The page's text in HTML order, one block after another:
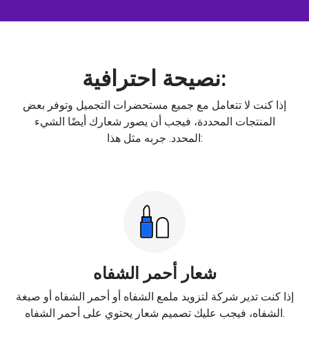
نصيحة احترافية:
إذا كنت لا تتعامل مع جميع مستحضرات التجميل وتوفر بعض
المنتجات المحددة، فيجب أن يصور شعارك أيضًا الشيء
المحدد. جربه مثل هذا:
شعار أحمر الشفاه
إذا كنت تدير شركة لتزويد ملمع الشفاه أو أحمر الشفاه أو صبغة
الشفاه، فيجب عليك تصميم شعار يحتوي على أحمر الشفاه.